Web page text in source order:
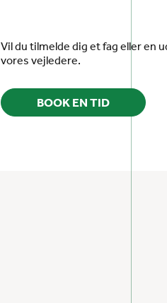
Vil du tilmelde dig et fag eller en
vores vejledere.
BOOK EN TID